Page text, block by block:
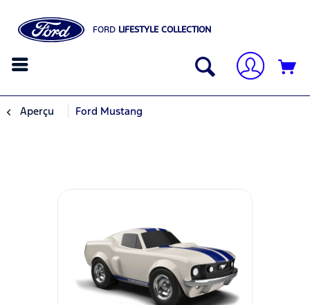
FORD LIFESTYLE COLLECTION
Aperçu Ford Mustang